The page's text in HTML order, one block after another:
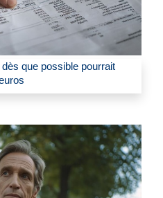
que possible pourrait